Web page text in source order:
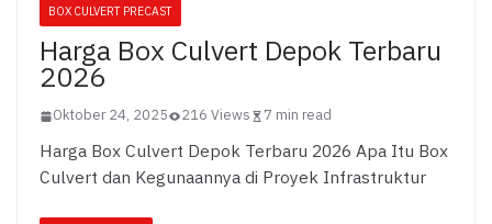
BOX CULVERT PRECAST
Harga Box Culvert Depok Terbaru
2026
Oktober 24, 2025 216 Views 7 min read
Harga Box Culvert Depok Terbaru 2026 Apa Itu Box
Culvert dan Kegunaannya di Proyek Infrastruktur